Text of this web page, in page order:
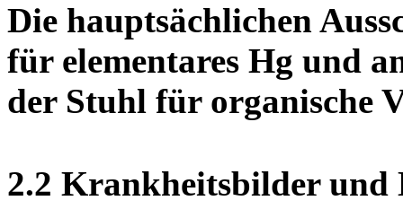
Die hauptsächlichen
für elementares Hg und
der Stuhl für organische
2.2 Krankheitsbilder und